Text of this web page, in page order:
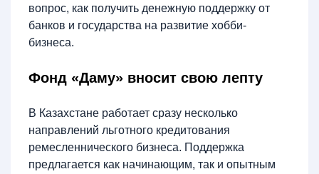
вопрос, как получить денежную поддержку от
банков и государства на развитие хобби-
бизнеса.
Фонд «Даму» вносит свою лепту
В Казахстане работает сразу несколько
направлений льготного кредитования
ремесленнического бизнеса. Поддержка
предлагается как начинающим, так и опытным